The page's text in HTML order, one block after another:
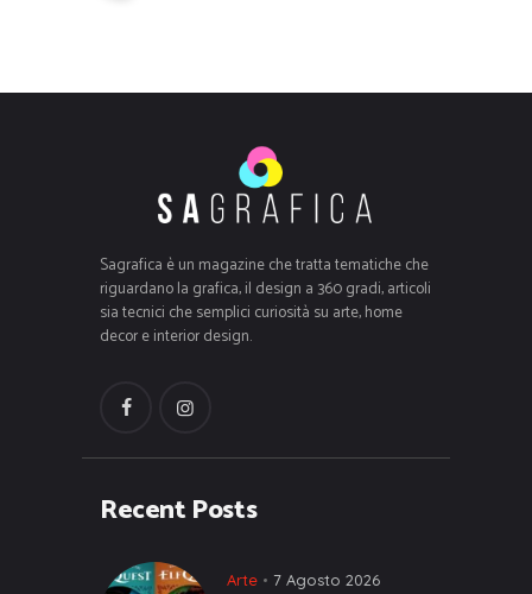
Sagrafica è un magazine che tratta tematiche che
riguardano la grafica, il design a 360 gradi, articoli
sia tecnici che semplici curiosità su arte, home
decor e interior design.
Recent Posts
Arte 7 Agosto 2026